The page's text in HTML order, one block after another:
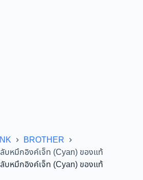
BROTHER
บหมึกอิงค์เจ็ท (Cyan) ของแท้
บหมึกอิงค์เจ็ท (Cyan) ของแท้